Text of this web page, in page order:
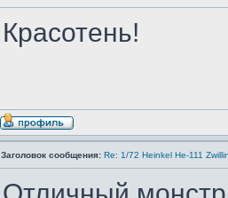
Красотень!
Заголовок сообщения: Re: 1/72 Heinkel He-111